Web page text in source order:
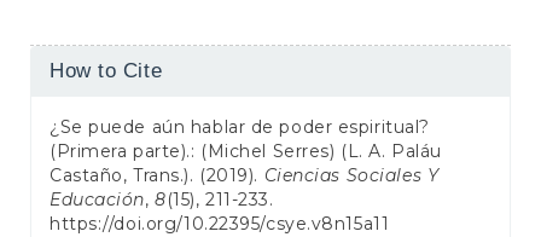
Article
How to Cite
¿Se puede aún hablar de poder espiritual?
(Primera parte).: (Michel Serres) (L. A. Paláu
Castaño, Trans.). (2019). Ciencias Sociales Y
Educación,8(15), 211-233.
https://doi.org/10.22395/csye.v8n15a11